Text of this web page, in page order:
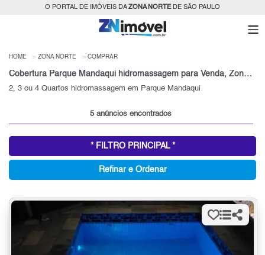
O PORTAL DE IMÓVEIS DAZONA NORTEDE SÃO PAULO
HOME ZONA NORTE COMPRAR
Cobertura Parque Mandaqui hidromassagem para Venda, Zona Norte, SP
2, 3 ou 4 Quartos hidromassagem em Parque Mandaqui
5 anúncios encontrados
* FILTRO PRINCIPAL *
Refinar e Ordenar